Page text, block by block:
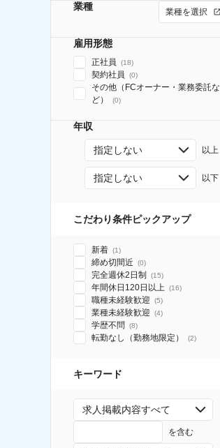
業種 業種を選択
雇用形態
正社員 (18)
契約社員 (0)
その他（FCオーナー・業務委託な
ど）
(0)
年収
指定しない 以上
指定しない 以下
こだわり条件ピックアップ
新着 (1)
締め切間近 (0)
完全週休2日制 (15)
年間休日120日以上 (16)
職種未経験歓迎 (5)
業種未経験歓迎 (4)
学歴不問 (8)
転勤なし（勤務地限定） (2)
キーワード
求人掲載内容すべて
を含む